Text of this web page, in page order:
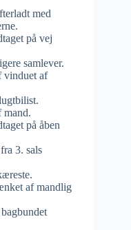
med
på vej
samlever.
vinduet af
mand.
på åben
3. sals
af mandlig